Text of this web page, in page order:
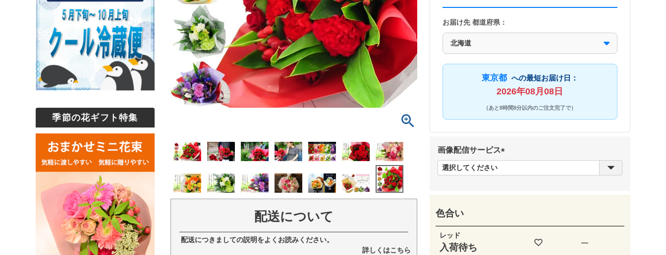
季節の花ギフト特集
配送について
配送につきましての説明をよくお読みください。
詳しくはこちら
お届け先 都道府県：
東京都 への最短お届け日：
2026年08月08日
（あと8時間8分以内のご注文完了で）
画像配信サービス
必
色合い
レッド
入荷待ち —